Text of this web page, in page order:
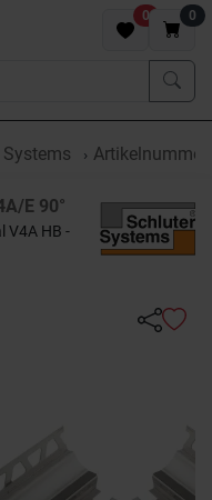
0 0
E 90°
V4A HB -